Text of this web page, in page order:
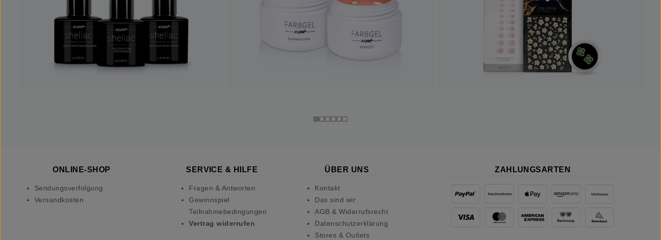
ONLINE-SHOP
Sendungsverfolgung
Versandkosten
SERVICE & HILFE
Fragen & Antworten
Gewinnspiel
Teilnahmebedingungen
Vertrag widerrufen
ÜBER UNS
Kontakt
Das sind wir
AGB & Widerrufsrecht
Datenschutzerklärung
Stores & Outlets
ZAHLUNGSARTEN